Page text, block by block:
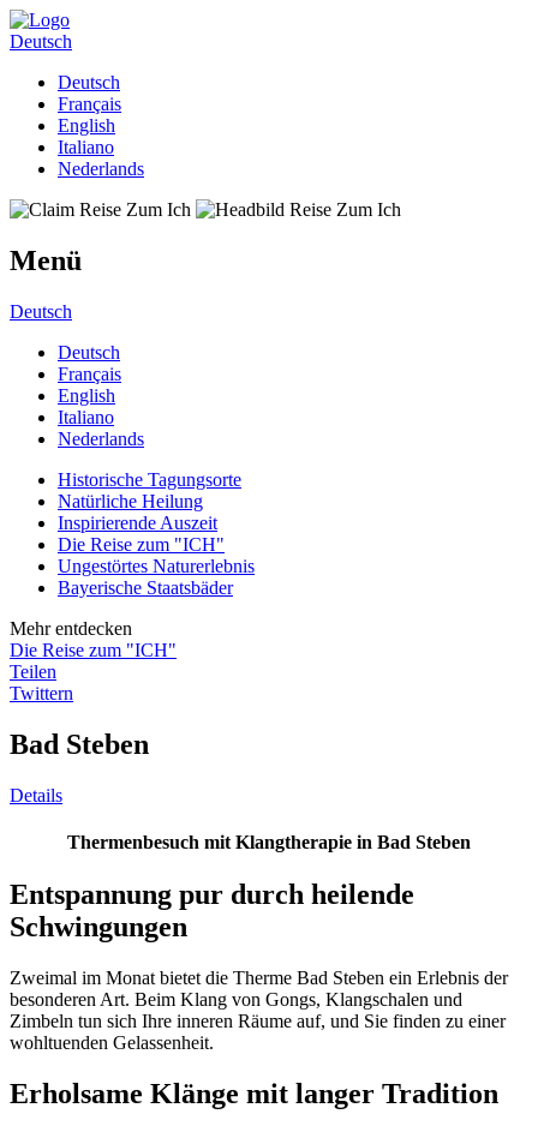
Deutsch
Deutsch
Français
English
Italiano
Nederlands
Menü
Deutsch
Deutsch
Français
English
Italiano
Nederlands
Historische Tagungsorte
Natürliche Heilung
Inspirierende Auszeit
Die Reise zum "ICH"
Ungestörtes Naturerlebnis
Bayerische Staatsbäder
Mehr entdecken
Die Reise zum "ICH"
Teilen
Twittern
Bad Steben
Details
Thermenbesuch mit Klangtherapie in Bad Steben
Entspannung pur durch heilende
Schwingungen
Zweimal im Monat bietet die Therme Bad Steben ein Erlebnis der
besonderen Art. Beim Klang von Gongs, Klangschalen und
Zimbeln tun sich Ihre inneren Räume auf, und Sie finden zu einer
wohltuenden Gelassenheit.
Erholsame Klänge mit langer Tradition